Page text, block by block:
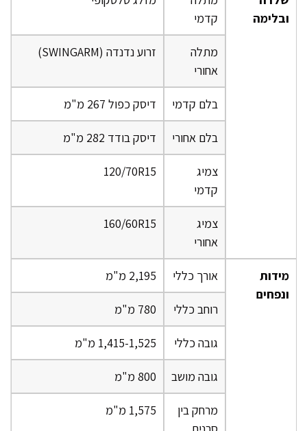
ובלימה
קדמי
מתלה
אחורי
זרוע נדנדה (SWINGARM)
בלם קדמי דיסק כפול 267 מ"מ
בלם אחורי דיסק בודד 282 מ"מ
צמיג
קדמי
120/70R15
צמיג
אחורי
160/60R15
מידות
ונפחים
אורך כללי 2,195 מ"מ
רוחב כללי 780 מ"מ
גובה כללי 1,415-1,525 מ"מ
גובה מושב 800 מ"מ
מרחק בין
1,575 מ"מ